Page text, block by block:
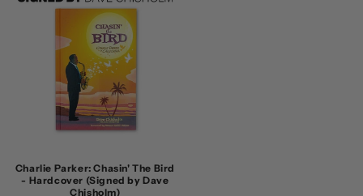
Charlie Parker: Chasin' The Bird
- Hardcover (Signed by Dave
Chisholm)